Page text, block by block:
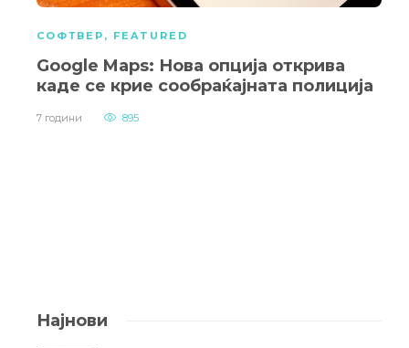
СОФТВЕР , FEATURED
Google Maps: Нова опција открива
каде се крие сообраќајната полиција
7 години 895
Најнови